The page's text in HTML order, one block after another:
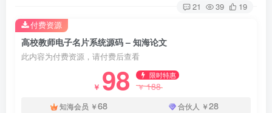
21 39 19
高校教师电子名片系统源码 – 知海论文
此内容为付费资源，请付费后查看
￥ 98 限时特惠
￥188
知海会员 ￥68 合伙人 ￥28
付费资源